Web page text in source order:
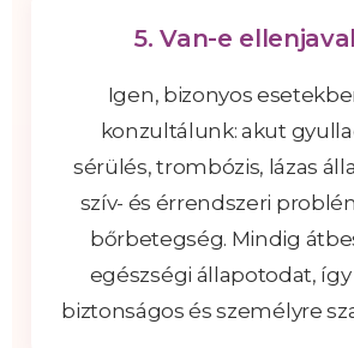
5. Van-e
Igen, bizonyos
konzultálunk: akut
sérülés, trombózis, lázas
szív- és érrendszeri
bőrbetegség. Mindig
egészségi állapotodat, így
biztonságos és személyre